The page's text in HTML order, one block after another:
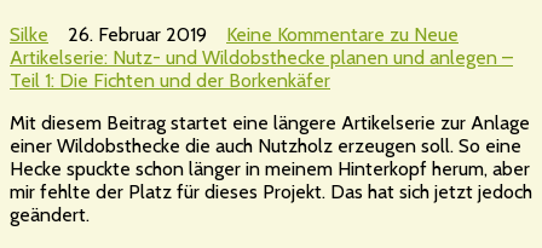
Silke 26. Februar 2019 Keine Kommentare zu Neue
Artikelserie: Nutz- und Wildobsthecke planen und anlegen –
Teil 1: Die Fichten und der Borkenkäfer
Mit diesem Beitrag startet eine längere Artikelserie zur Anlage
einer Wildobsthecke die auch Nutzholz erzeugen soll. So eine
Hecke spuckte schon länger in meinem Hinterkopf herum, aber
mir fehlte der Platz für dieses Projekt. Das hat sich jetzt jedoch
geändert.